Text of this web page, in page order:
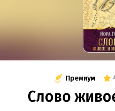
Премиум
Слово